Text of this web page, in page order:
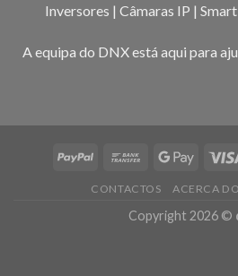
Inversores | Câmaras IP |
A equipa do DNX está aqui para
CONTACTOS ACERCA
Copyright 2026 ©